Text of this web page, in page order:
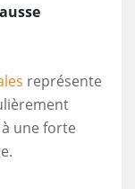
représente
une forte